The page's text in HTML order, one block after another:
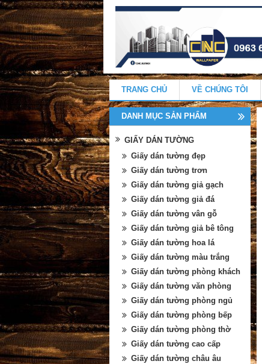
TRANG CHỦ VỀ CHÚNG TÔI
DANH MỤC SẢN PHẨM
GIẤY DÁN TƯỜNG
Giấy dán tường đẹp
Giấy dán tường trơn
Giấy dán tường giả gạch
Giấy dán tường giả đá
Giấy dán tường vân gỗ
Giấy dán tường giả bê tông
Giấy dán tường hoa lá
Giấy dán tường màu trắng
Giấy dán tường phòng khách
Giấy dán tường văn phòng
Giấy dán tường phòng ngủ
Giấy dán tường phòng bếp
Giấy dán tường phòng thờ
Giấy dán tường cao cấp
Giấy dán tường châu âu